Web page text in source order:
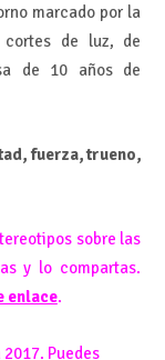
marcado por la
cortes de luz, de
de 10 años de
fuerza, trueno,
sobre las
y lo compartas.
enlace.
2017. Puedes